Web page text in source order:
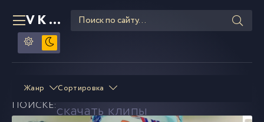
VKLIPE RU
ПОИСКЕ:
uzbek music
скачать клипы
Жанр Сортировка